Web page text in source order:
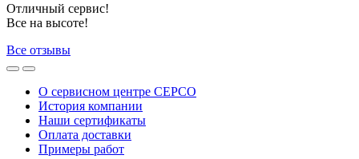
Отличный сервис!
Все на высоте!
Все отзывы
О сервисном центре СЕРСО
История компании
Наши сертификаты
Оплата доставки
Примеры работ